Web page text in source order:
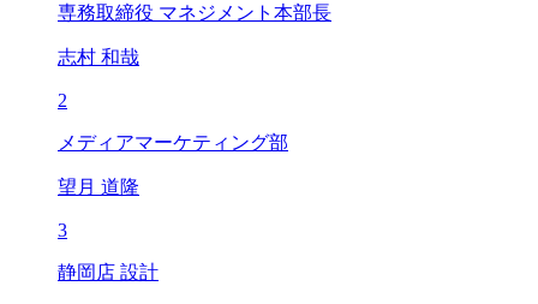
専務取締役 マネジメント本部長
志村 和哉
2
メディアマーケティング部
望月 道隆
3
静岡店 設計